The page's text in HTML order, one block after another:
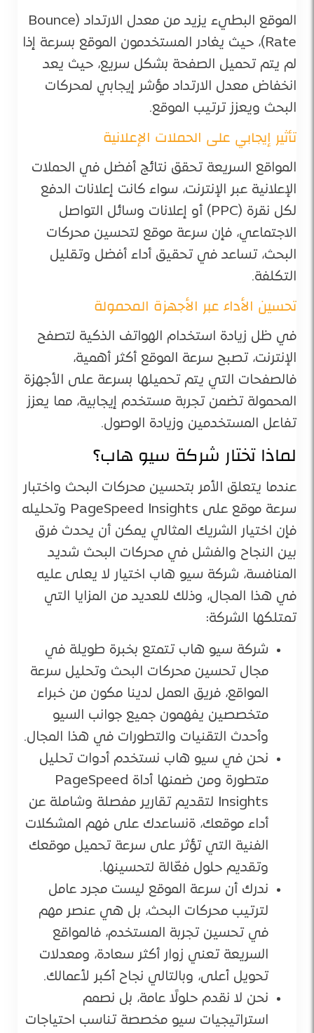
الموقع البطيء يزيد من معدل الارتداد (Bounce
Rate)، حيث يغادر المستخدمون الموقع بسرعة إذا
لم يتم تحميل الصفحة بشكل سريع، حيث يعد
انخفاض معدل الارتداد مؤشر إيجابي لمحركات
البحث ويعزز ترتيب الموقع.
تأثير إيجابي على الحملات الإعلانية
المواقع السريعة تحقق نتائج أفضل في الحملات
الإعلانية عبر الإنترنت، سواء كانت إعلانات الدفع
لكل نقرة (PPC) أو إعلانات وسائل التواصل
الاجتماعي، فإن سرعة موقع لتحسين محركات
البحث، تساعد في تحقيق أداء أفضل وتقليل
التكلفة.
تحسين الأداء عبر الأجهزة المحمولة
في ظل زيادة استخدام الهواتف الذكية لتصفح
الإنترنت، تصبح سرعة الموقع أكثر أهمية،
فالصفحات التي يتم تحميلها بسرعة على الأجهزة
المحمولة تضمن تجربة مستخدم إيجابية، مما يعزز
تفاعل المستخدمين وزيادة الوصول.
لماذا تختار شركة سيو هاب؟
عندما يتعلق الأمر بتحسين محركات البحث واختبار
سرعة موقع على PageSpeed Insights وتحليله
فإن اختيار الشريك المثالي يمكن أن يحدث فرق
بين النجاح والفشل في محركات البحث شديد
المنافسة، شركة سيو هاب اختيار لا يعلى عليه
في هذا المجال، وذلك للعديد من المزايا التي
تمتلكها الشركة:
شركة سيو هاب تتمتع بخبرة طويلة في
مجال تحسين محركات البحث وتحليل سرعة
المواقع، فريق العمل لدينا مكون من خبراء
متخصصين يفهمون جميع جوانب السيو
وأحدث التقنيات والتطورات في هذا المجال.
نحن في سيو هاب نستخدم أدوات تحليل
متطورة ومن ضمنها أداة PageSpeed
Insights لتقديم تقارير مفصلة وشاملة عن
أداء موقعك، ةنساعدك على فهم المشكلات
الفنية التي تؤثر على سرعة تحميل موقعك
وتقديم حلول فعّالة لتحسينها.
ندرك أن سرعة الموقع ليست مجرد عامل
لترتيب محركات البحث، بل هي عنصر مهم
في تحسين تجربة المستخدم، فالمواقع
السريعة تعني زوار أكثر سعادة، ومعدلات
تحويل أعلى، وبالتالي نجاح أكبر لأعمالك.
نحن لا نقدم حلولًا عامة، بل نصمم
استراتيجيات سيو مخصصة تناسب احتياجات